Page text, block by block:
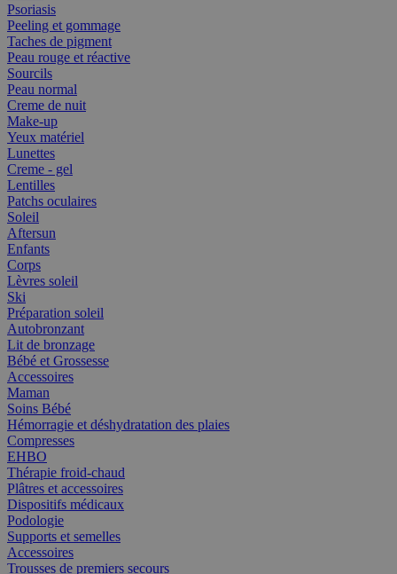
Psoriasis
Peeling et gommage
Taches de pigment
Peau rouge et réactive
Sourcils
Peau normal
Creme de nuit
Make-up
Yeux matériel
Lunettes
Creme - gel
Lentilles
Patchs oculaires
Soleil
Aftersun
Enfants
Corps
Lèvres soleil
Ski
Préparation soleil
Autobronzant
Lit de bronzage
Bébé et Grossesse
Accessoires
Maman
Soins Bébé
Hémorragie et déshydratation des plaies
Compresses
EHBO
Thérapie froid-chaud
Plâtres et accessoires
Dispositifs médicaux
Podologie
Supports et semelles
Accessoires
Trousses de premiers secours